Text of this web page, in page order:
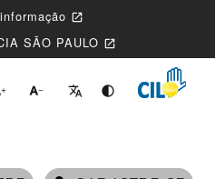
open_in_new
SÃO PAULO open_in_new
  